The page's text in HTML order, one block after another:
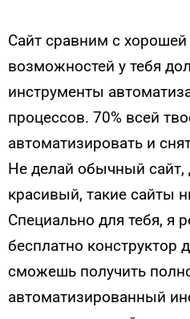
Сайт сравним с
возможностей у тебя
инструменты
процессов. 70% всей
автоматизировать и
Не делай обычный сайт,
красивый, такие сайты
Специально для тебя, я
бесплатно конструктор
сможешь получить
автоматизированный